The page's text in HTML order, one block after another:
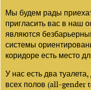
Мы будем рады
пригласить вас в
являются
системы
коридоре есть место
У нас есть два
всех полов (all-gender